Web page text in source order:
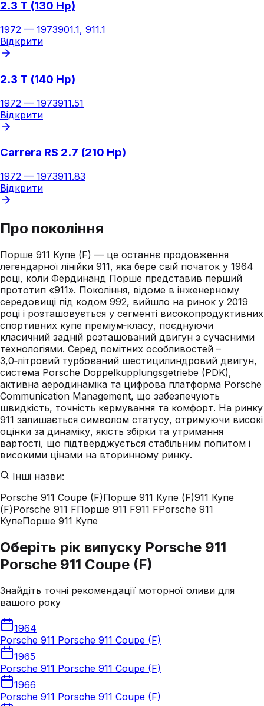
2.3 T (130 Hp)
1972 — 1973901.1, 911.1
Відкрити
2.3 T (140 Hp)
1972 — 1973911.51
Відкрити
Carrera RS 2.7 (210 Hp)
1972 — 1973911.83
Відкрити
Про покоління
Порше 911 Купе (F) — це останнє продовження
легендарної лінійки 911, яка бере свій початок у 1964
році, коли Фердинанд Порше представив перший
прототип «911». Покоління, відоме в інженерному
середовищі під кодом 992, вийшло на ринок у 2019
році і розташовується у сегменті високопродуктивних
спортивних купе преміум‑класу, поєднуючи
класичний задній розташований двигун з сучасними
технологіями. Серед помітних особливостей –
3,0‑літровий турбований шестицилиндровий двигун,
система Porsche Doppelkupplungsgetriebe (PDK),
активна аеродинаміка та цифрова платформа Porsche
Communication Management, що забезпечують
швидкість, точність кермування та комфорт. На ринку
911 залишається символом статусу, отримуючи високі
оцінки за динаміку, якість збірки та утримання
вартості, що підтверджується стабільним попитом і
високими цінами на вторинному ринку.
Інші назви:
Porsche 911 Coupe (F)Порше 911 Купе (F)911 Купе
(F)Porsche 911 FПорше 911 F911 FPorsche 911
КупеПорше 911 Купе
Оберіть рік випуску Porsche 911
Porsche 911 Coupe (F)
Знайдіть точні рекомендації моторної оливи для
вашого року
1964
Porsche 911 Porsche 911 Coupe (F)
1965
Porsche 911 Porsche 911 Coupe (F)
1966
Porsche 911 Porsche 911 Coupe (F)